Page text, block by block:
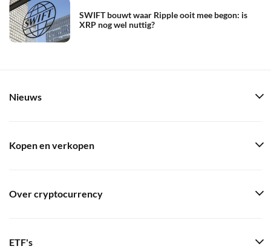
SWIFT bouwt waar Ripple ooit mee begon: is
XRP nog wel nuttig?
Nieuws
Kopen en verkopen
Over cryptocurrency
ETF's